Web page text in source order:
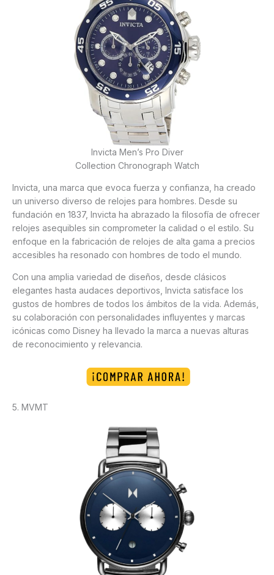
Invicta Men’s Pro Diver
Collection Chronograph Watch
Invicta, una marca que evoca fuerza y confianza, ha creado
un universo diverso de relojes para hombres. Desde su
fundación en 1837, Invicta ha abrazado la filosofía de ofrecer
relojes asequibles sin comprometer la calidad o el estilo. Su
enfoque en la fabricación de relojes de alta gama a precios
accesibles ha resonado con hombres de todo el mundo.
Con una amplia variedad de diseños, desde clásicos
elegantes hasta audaces deportivos, Invicta satisface los
gustos de hombres de todos los ámbitos de la vida. Además,
su colaboración con personalidades influyentes y marcas
icónicas como Disney ha llevado la marca a nuevas alturas
de reconocimiento y relevancia.
5. MVMT